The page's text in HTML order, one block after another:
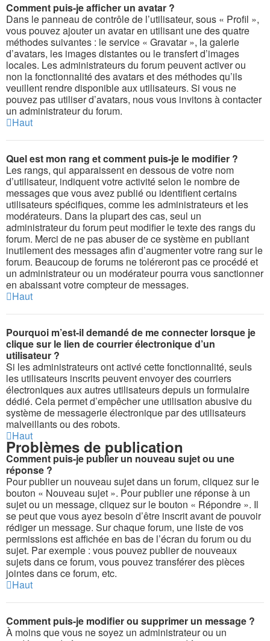
Comment puis-je afficher un avatar ?
Dans le panneau de contrôle de l’utilisateur, sous « Profil »,
vous pouvez ajouter un avatar en utilisant une des quatre
méthodes suivantes : le service « Gravatar », la galerie
d’avatars, les images distantes ou le transfert d’images
locales. Les administrateurs du forum peuvent activer ou
non la fonctionnalité des avatars et des méthodes qu’ils
veuillent rendre disponible aux utilisateurs. Si vous ne
pouvez pas utiliser d’avatars, nous vous invitons à contacter
un administrateur du forum.
Haut
Quel est mon rang et comment puis-je le modifier ?
Les rangs, qui apparaissent en dessous de votre nom
d’utilisateur, indiquent votre activité selon le nombre de
messages que vous avez publié ou identifient certains
utilisateurs spécifiques, comme les administrateurs et les
modérateurs. Dans la plupart des cas, seul un
administrateur du forum peut modifier le texte des rangs du
forum. Merci de ne pas abuser de ce système en publiant
inutilement des messages afin d’augmenter votre rang sur le
forum. Beaucoup de forums ne toléreront pas ce procédé et
un administrateur ou un modérateur pourra vous sanctionner
en abaissant votre compteur de messages.
Haut
Pourquoi m’est-il demandé de me connecter lorsque je
clique sur le lien de courrier électronique d’un
utilisateur ?
Si les administrateurs ont activé cette fonctionnalité, seuls
les utilisateurs inscrits peuvent envoyer des courriers
électroniques aux autres utilisateurs depuis un formulaire
dédié. Cela permet d’empêcher une utilisation abusive du
système de messagerie électronique par des utilisateurs
malveillants ou des robots.
Haut
Problèmes de publication
Comment puis-je publier un nouveau sujet ou une
réponse ?
Pour publier un nouveau sujet dans un forum, cliquez sur le
bouton « Nouveau sujet ». Pour publier une réponse à un
sujet ou un message, cliquez sur le bouton « Répondre ». Il
se peut que vous ayez besoin d’être inscrit avant de pouvoir
rédiger un message. Sur chaque forum, une liste de vos
permissions est affichée en bas de l’écran du forum ou du
sujet. Par exemple : vous pouvez publier de nouveaux
sujets dans ce forum, vous pouvez transférer des pièces
jointes dans ce forum, etc.
Haut
Comment puis-je modifier ou supprimer un message ?
À moins que vous ne soyez un administrateur ou un